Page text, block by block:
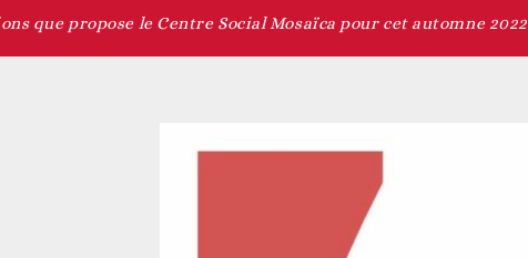
Nos actualités
aux droits
que propose le Centre Social Mosaïca pour cet automne 2022